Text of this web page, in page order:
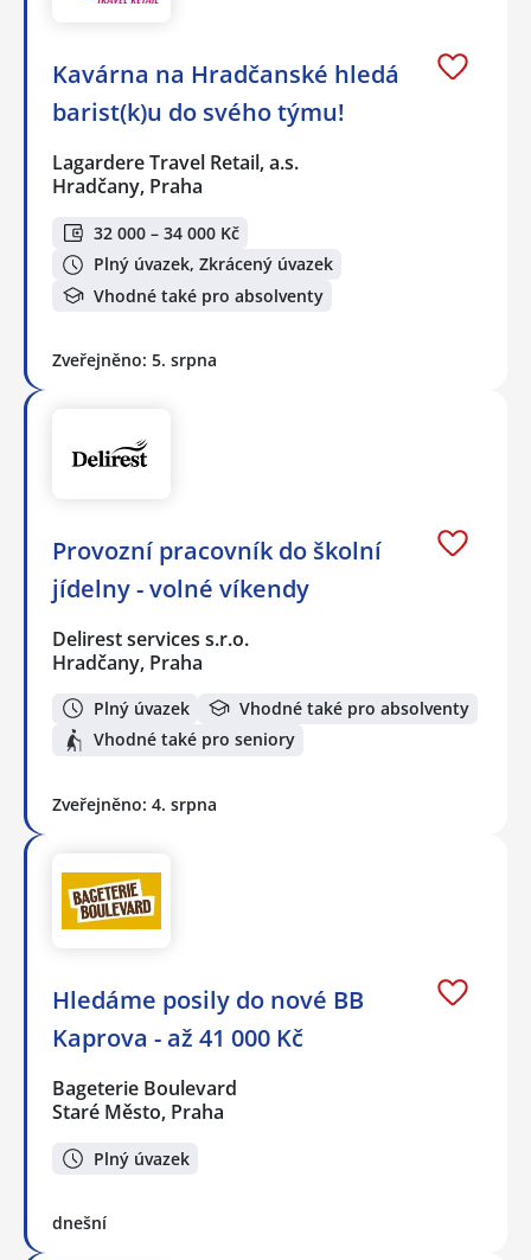
Kavárna na Hradčanské hledá
barist(k)u do svého týmu!
Lagardere Travel Retail, a.s.
Hradčany, Praha
32 000 – 34 000 Kč
Plný úvazek, Zkrácený úvazek
Vhodné také pro absolventy
Zveřejněno: 5. srpna
Provozní pracovník do školní
jídelny - volné víkendy
Delirest services s.r.o.
Hradčany, Praha
Plný úvazek
Vhodné také pro absolventy
Vhodné také pro seniory
Zveřejněno: 4. srpna
Hledáme posily do nové BB
Kaprova - až 41 000 Kč
Bageterie Boulevard
Staré Město, Praha
Plný úvazek
dnešní